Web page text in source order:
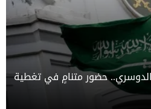
حضور متنامٍ في تغطية